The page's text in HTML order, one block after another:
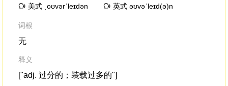
美式 ˌoʊvərˈleɪdən 英式 əʊvəˈleɪd(ə)n
词根
无
释义
["adj. 过分的；装载过多的"]